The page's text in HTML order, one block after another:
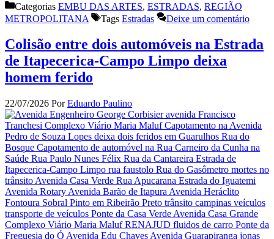
Categorias EMBU DAS ARTES, ESTRADAS, REGIÃO
METROPOLITANA
Tags Estradas Deixe um comentário
Colisão entre dois automóveis na Estrada
de Itapecerica-Campo Limpo deixa
homem ferido
22/07/2026 PorEduardo Paulino